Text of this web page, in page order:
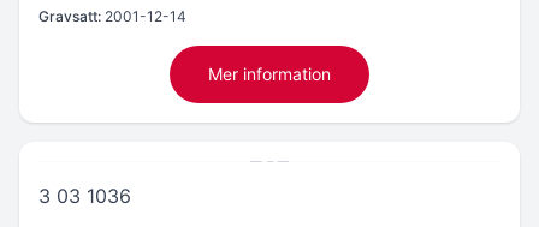
Gravsatt: 2001-12-14
Mer information
3 03 1036